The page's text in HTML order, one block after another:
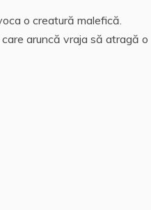
o creatură malefică.
aruncă vraja să atragă o